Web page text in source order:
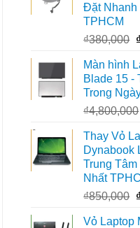
Đặt Nhanh
TPHCM
₫380,000
Màn hình
Blade 15 -
Trong
₫4,800,000
Thay Vỏ
Dynabook
Trung
Nhất
₫850,000
Vỏ Laptop